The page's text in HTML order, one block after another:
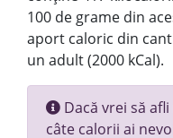
100 de grame din
aport caloric din
un adult (2000 kCal).
Dacă vrei să
câte calorii ai